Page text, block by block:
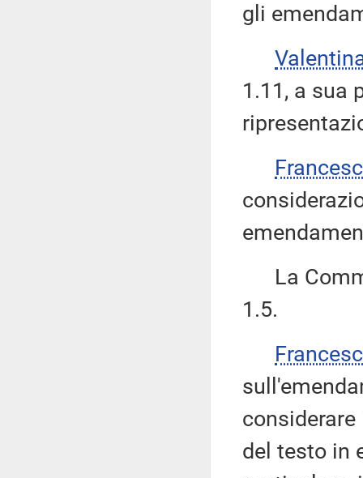
gli
1.11, a sua
La
1.5.
del testo in